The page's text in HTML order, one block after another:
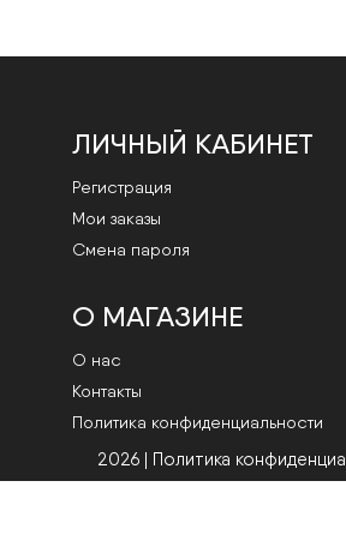
ЛИЧНЫЙ КАБИНЕТ
Регистрация
Мои заказы
Смена пароля
О МАГАЗИНЕ
О нас
Контакты
Политика конфиденциальности
2026 | Политика